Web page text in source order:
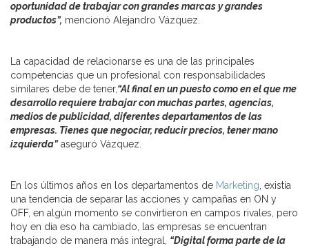
oportunidad de trabajar con grandes marcas y grandes
productos”, mencionó Alejandro Vázquez.
La capacidad de relacionarse es una de las principales
competencias que un profesional con responsabilidades
similares debe de tener,“Al final en un puesto como en el que me
desarrollo requiere trabajar con muchas partes, agencias,
medios de publicidad, diferentes departamentos de las
empresas. Tienes que negociar, reducir precios, tener mano
izquierda”aseguró Vázquez.
En los últimos años en los departamentos de Marketing , existía
una tendencia de separar las acciones y campañas en ON y
OFF, en algún momento se convirtieron en campos rivales, pero
hoy en día eso ha cambiado, las empresas se encuentran
trabajando de manera más integral, “Digital forma parte de la